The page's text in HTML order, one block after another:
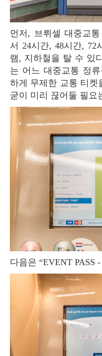
먼저, 브뤼셀 대중교통 티켓을 선택하자. 브뤼셀에
서 24시간, 48시간, 72
램, 지하철을 탈 수 있
는 어느 대중교통 정
하게 무제한 교통 티켓
굳이 미리 끊어둘 필요
다음은 “EVENT